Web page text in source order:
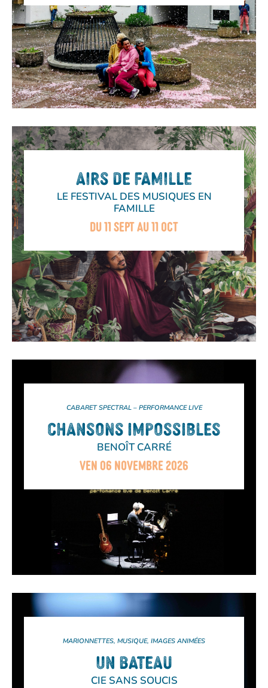
AIRS DE FAMILLE
LE FESTIVAL DES MUSIQUES EN
FAMILLE
DU 11 SEPT AU 11 OCT
CABARET SPECTRAL – PERFORMANCE LIVE
CHANSONS IMPOSSIBLES
BENOÎT CARRÉ
VEN 06 NOVEMBRE 2026
MARIONNETTES, MUSIQUE, IMAGES ANIMÉES
UN BATEAU
CIE SANS SOUCIS